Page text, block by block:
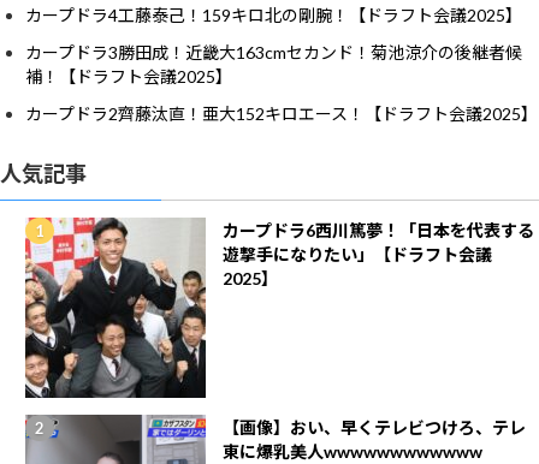
カープドラ4工藤泰己！159キロ北の剛腕！【ドラフト会議2025】
カープドラ3勝田成！近畿大163cmセカンド！菊池涼介の後継者候
補！【ドラフト会議2025】
カープドラ2齊藤汰直！亜大152キロエース！【ドラフト会議2025】
人気記事
カープドラ6西川篤夢！「日本を代表する
遊撃手になりたい」【ドラフト会議
2025】
【画像】おい、早くテレビつけろ、テレ
東に爆乳美人wwwwwwwwwwww